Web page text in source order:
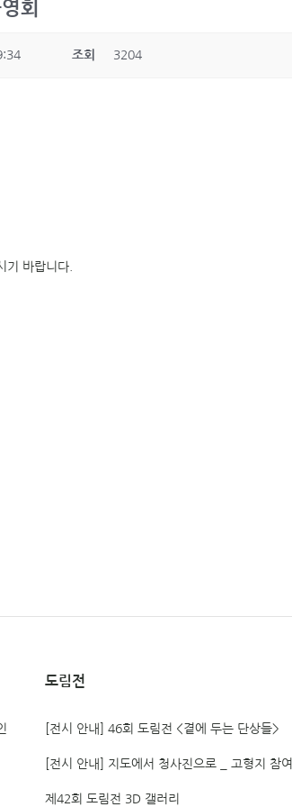
회
조회 3204
기 바랍니다.
도림전
[전시 안내] 46회 도림전 <곁에 두는 단상들>
[전시 안내] 지도에서 청사진으로 _ 고형지 참여
제42회 도림전 3D 갤러리